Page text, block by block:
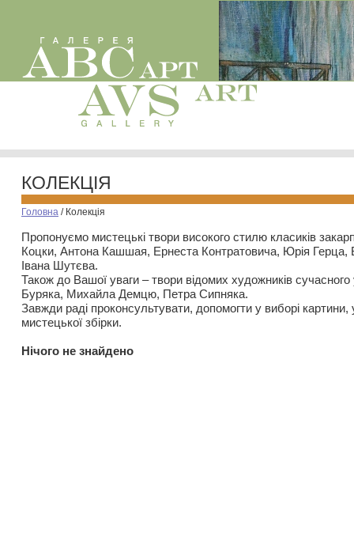
КОЛЕКЦІЯ
Головна / Колекція
Пропонуємо мистецькі твори високого стилю класиків
Коцки, Антона Кашшая, Ернеста Контратовича, Юрія
Івана Шутєва.
Також до Вашої уваги – твори відомих художників
Буряка, Михайла Демцю, Петра Сипняка.
Завжди раді проконсультувати, допомогти у виборі картини,
мистецької збірки.
Нiчого не знайдено